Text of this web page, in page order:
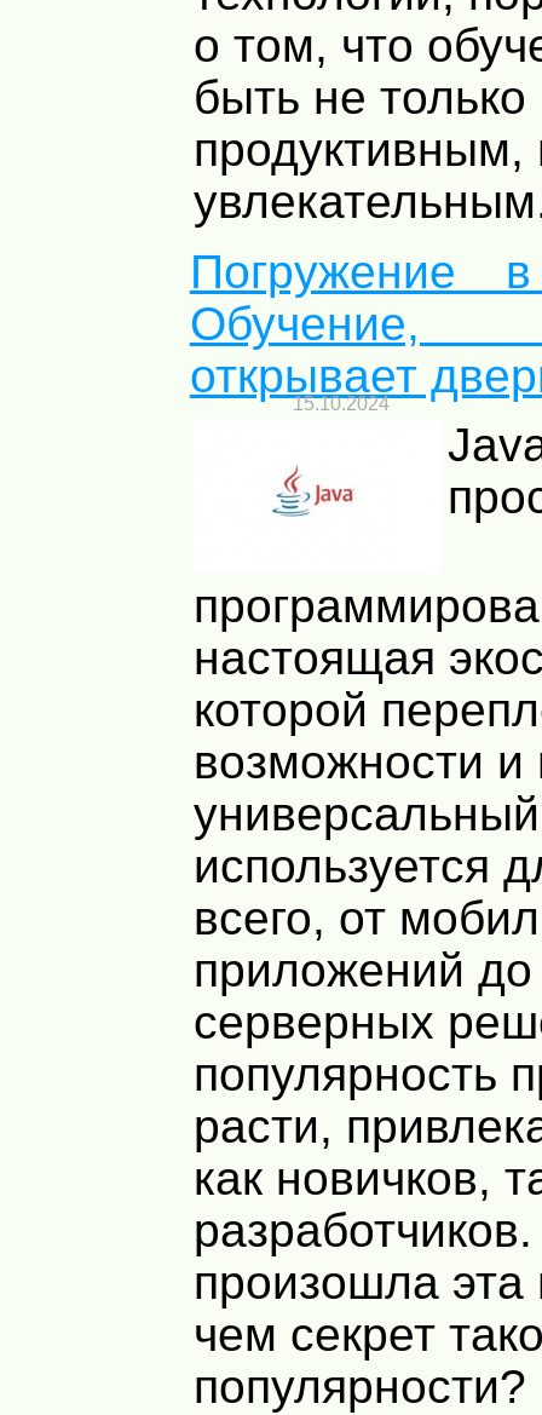
о том, что
быть не только
продуктивным,
Погружение
открывает
15.10.2024
настоящая
которой
возможности и
используется
всего, от
приложений
серверных
популярность
расти,
как новичков,
произошла эта
чем секрет
популярности?